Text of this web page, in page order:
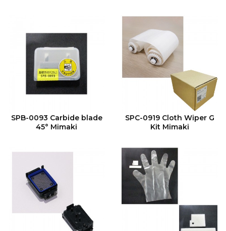
VOIR LE PRODUIT
SPB-0093 Carbide blade
45° Mimaki
VOIR LE PRODUIT
SPC-0919 Cloth Wiper G
Kit Mimaki